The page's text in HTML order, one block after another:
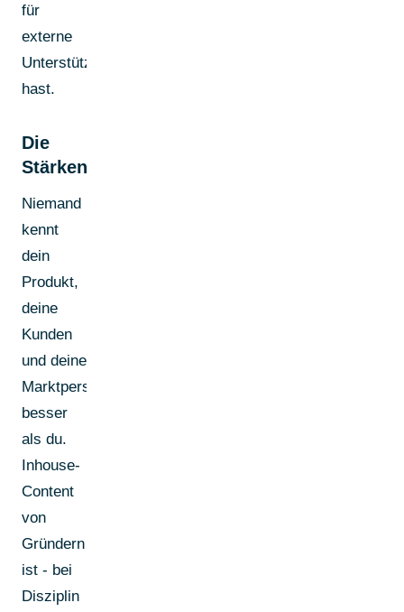
für
externe
Unterstützung
hast.
Die
Stärken
Niemand
kennt
dein
Produkt,
deine
Kunden
und deine
Marktperspektive
besser
als du.
Inhouse-
Content
von
Gründern
ist - bei
Disziplin